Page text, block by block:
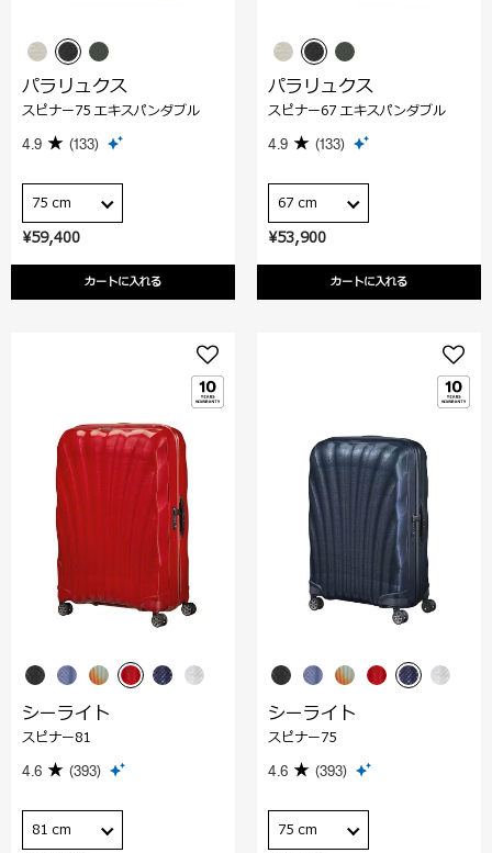
¥59,400
カートに入れる
パラリュクス
スピナー75 エキスパンダブル
4.9 (133)
75 cm
¥53,900
カートに入れる
パラリュクス
スピナー67 エキスパンダブル
4.9 (133)
67 cm
シーライト
スピナー81
4.6 (393)
81 cm
シーライト
スピナー75
4.6 (393)
75 cm